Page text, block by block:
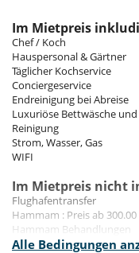
Safe
Draußen
Bewachte Gemeinschaft
Essbereiche außen
Garten
Parkmöglichkeit
Poolhaus
Sonnenliegen am Pool
Terrasse(n)
Für Ihren Komfort
Als Terrasse ausgebautes
Esszimmer
Haartrockner
Kamin
Im Mietpreis
Chef / Koch
Hauspersonal & Gärtner
Täglicher Kochservice
Conciergeservice
Endreinigung bei Abreise
Luxuriöse Bettwäsche
Reinigung
Strom, Wasser, Gas
WIFI
Im Mietpreis nicht
Flughafentransfer
Hammam : Preis ab
Hammam Behandlungen
Hauseigener
Alle Bedingungen